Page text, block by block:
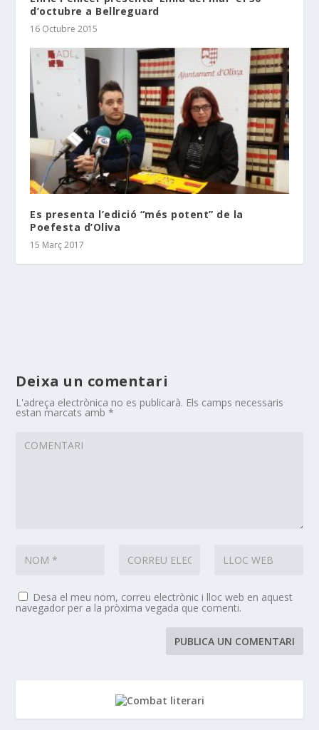
d’octubre a Bellreguard
16 Octubre 2015
Es presenta l’edició “més potent” de la
Poefesta d’Oliva
15 Març 2017
Deixa un comentari
L'adreça electrònica no es publicarà. Els camps necessaris
estan marcats amb*
Desa el meu nom, correu electrònic i lloc web en aquest
navegador per a la pròxima vegada que comenti.